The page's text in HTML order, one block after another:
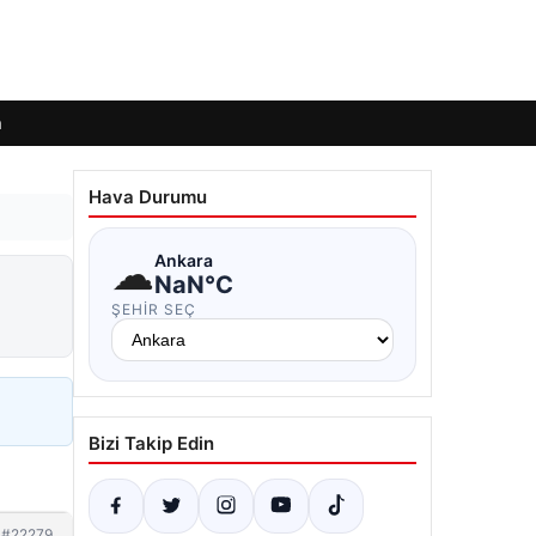
Hava Durumu
☁Ankara
NaN°C
ŞEHIR SEÇ
Bizi Takip Edin